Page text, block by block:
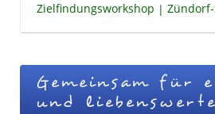
Zielfindungsworkshop
Gemeinsam für
und